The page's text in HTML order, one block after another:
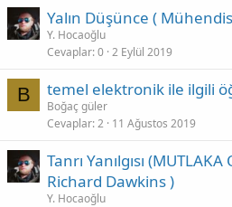
Yalın Düşünce (
Y. Hocaoğlu
Cevaplar 0 2 Eylül 2019
B temel elektronik ile ilgili
Boğaç güler
Cevaplar 2 11 Ağustos 2019
Tanrı Yanılgısı
Richard Dawkins )
Y. Hocaoğlu